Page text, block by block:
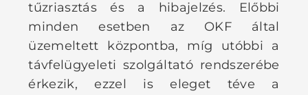
tűzriasztás és a hibajelzés. Előbbi
minden esetben az OKF által
üzemeltett központba, míg utóbbi a
távfelügyeleti szolgáltató rendszerébe
érkezik, ezzel is eleget téve a